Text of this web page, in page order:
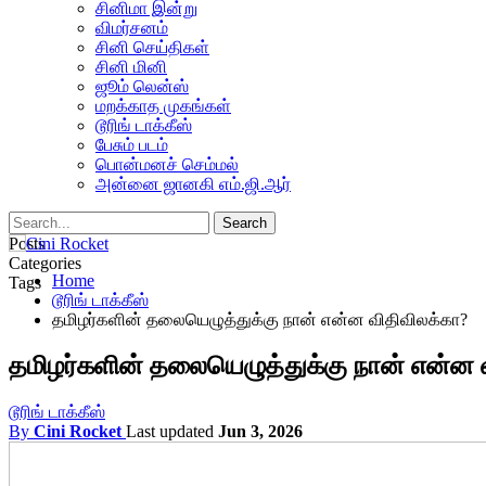
சினிமா இன்று
விமர்சனம்
சினி செய்திகள்
சினி மினி
ஜூம் லென்ஸ்
மறக்காத முகங்கள்
டூரிங் டாக்கீஸ்
பேசும் படம்
பொன்மனச் செம்மல்
அன்னை ஜானகி எம்.ஜி.ஆர்
Posts
Categories
Tags Home
டூரிங் டாக்கீஸ்
தமிழர்களின் தலையெழுத்துக்கு நான் என்ன விதிவிலக்கா?
தமிழர்களின் தலையெழுத்துக்கு நான் என்ன
டூரிங் டாக்கீஸ்
By Cini Rocket Last updated Jun 3, 2026